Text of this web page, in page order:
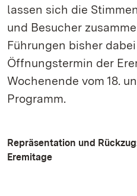
lassen sich die
und Besucher
Führungen bisher
Öffnungstermin der
Wochenende vom 18.
Programm.
Repräsentation und
Eremitage